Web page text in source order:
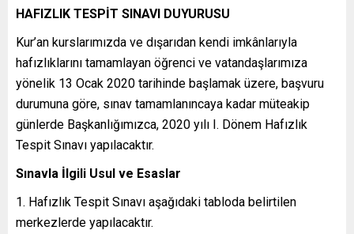
HAFIZLIK TESPİT SINAVI DUYURUSU
Kur’an kurslarımızda ve dışarıdan kendi imkânlarıyla
hafızlıklarını tamamlayan öğrenci ve vatandaşlarımıza
yönelik 13 Ocak 2020 tarihinde başlamak üzere, başvuru
durumuna göre, sınav tamamlanıncaya kadar müteakip
günlerde Başkanlığımızca, 2020 yılı I. Dönem Hafızlık
Tespit Sınavı yapılacaktır.
Sınavla İlgili Usul ve Esaslar
1. Hafızlık Tespit Sınavı aşağıdaki tabloda belirtilen
merkezlerde yapılacaktır.